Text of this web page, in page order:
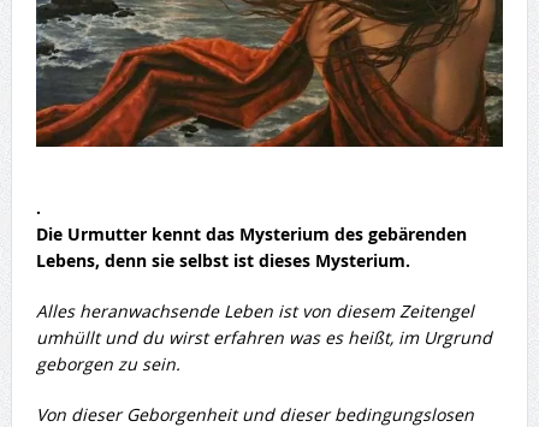
.
Die Urmutter kennt das Mysterium des gebärenden
Lebens, denn sie selbst ist dieses Mysterium.
Alles heranwachsende Leben ist von diesem Zeitengel
umhüllt und du wirst erfahren was es heißt, im Urgrund
geborgen zu sein.
Von dieser Geborgenheit und dieser bedingungslosen